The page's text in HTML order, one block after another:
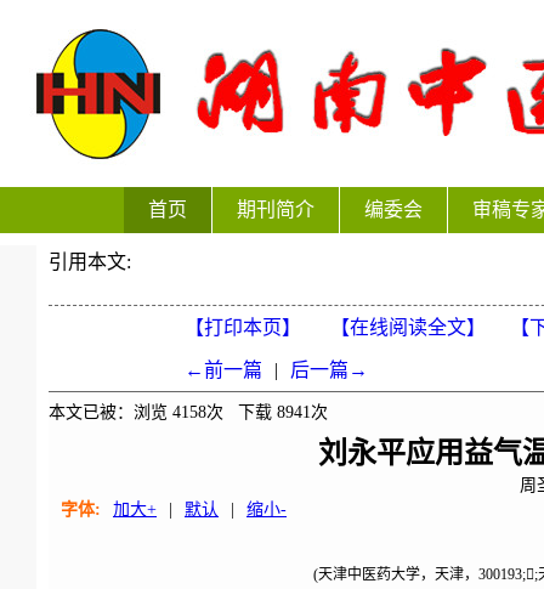
首页 期刊简介 编委会 审稿专
引用本文:
【打印本页】 【在线阅读全文】 【
←前一篇 | 后一篇→
本文已被：浏览 4158次 下载 8941次
刘永平应用益气
周
字体:
加大+ 默认 缩小-
(天津中医药大学，天津，